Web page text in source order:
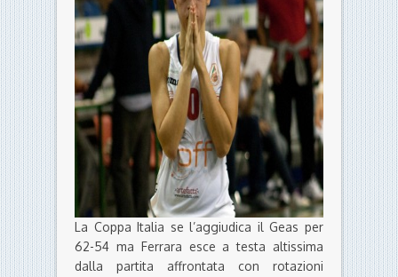
La Coppa Italia se l’aggiudica il Geas per
62-54 ma Ferrara esce a testa altissima
dalla partita affrontata con rotazioni